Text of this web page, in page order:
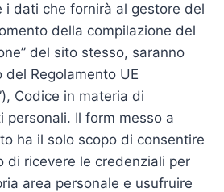
i dati che fornirà al gestore del
della compilazione del
del sito stesso, saranno
Regolamento UE
Codice in materia di
personali. Il form messo a
ha il solo scopo di consentire
di ricevere le credenziali per
area personale e usufruire